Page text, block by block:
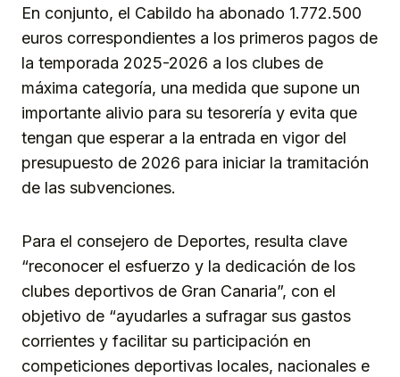
En conjunto, el Cabildo ha abonado 1.772.500
euros correspondientes a los primeros pagos de
la temporada 2025-2026 a los clubes de
máxima categoría, una medida que supone un
importante alivio para su tesorería y evita que
tengan que esperar a la entrada en vigor del
presupuesto de 2026 para iniciar la tramitación
de las subvenciones.
Para el consejero de Deportes, resulta clave
“reconocer el esfuerzo y la dedicación de los
clubes deportivos de Gran Canaria”, con el
objetivo de “ayudarles a sufragar sus gastos
corrientes y facilitar su participación en
competiciones deportivas locales, nacionales e